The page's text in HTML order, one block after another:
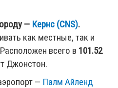
— Кернс (CNS).
как местные, так и
всего в 101.52
Джонстон.
— Палм Айленд